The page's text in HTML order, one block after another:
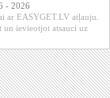
- 2026
ar EASYGET.LV atļauju.
un ievieotjot atsauci uz